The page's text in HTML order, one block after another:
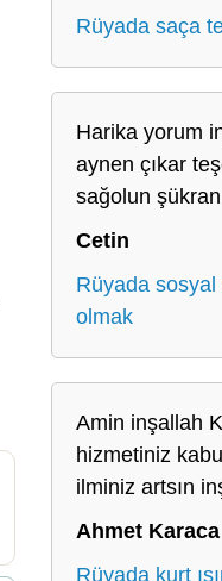
Rüyada saça
Harika yorum
aynen çıkar
sağolun
Cetin
Rüyada
olmak
Amin inşallah
hizmetiniz
ilminiz artsın
Ahmet Karaca
Rüyada kurt